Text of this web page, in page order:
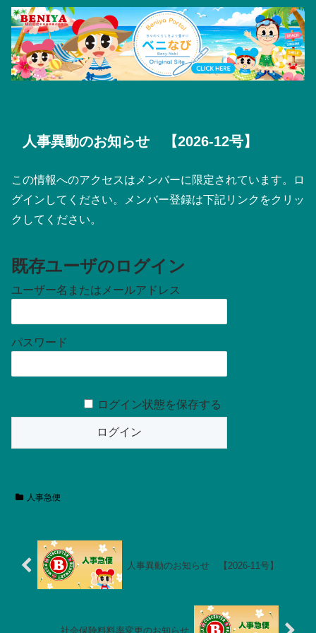
人事異動のお知らせ 【2026-12号】
この情報へのアクセスはメンバーに限定されています。ロ
グインしてください。メンバー登録は下記リンクをクリッ
クしてください。
既存ユーザのログイン
ユーザー名またはメールアドレス
パスワード
ログイン状態を保存する
人事急便
人事異動のお知らせ 【2026-11号】
社会保険料料率変更のお知らせ